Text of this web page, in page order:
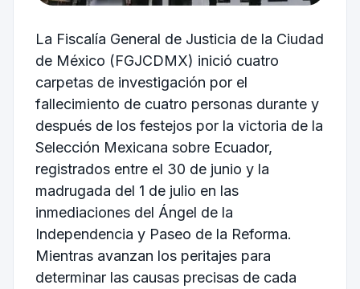
La Fiscalía General de Justicia de la Ciudad
de México (FGJCDMX) inició cuatro
carpetas de investigación por el
fallecimiento de cuatro personas durante y
después de los festejos por la victoria de la
Selección Mexicana sobre Ecuador,
registrados entre el 30 de junio y la
madrugada del 1 de julio en las
inmediaciones del Ángel de la
Independencia y Paseo de la Reforma.
Mientras avanzan los peritajes para
determinar las causas precisas de cada